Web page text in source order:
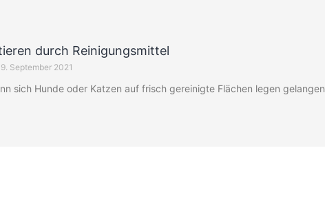
durch Reinigungsmittel
September 2021
sich Hunde oder Katzen auf frisch gereinigte Flächen legen gelangen